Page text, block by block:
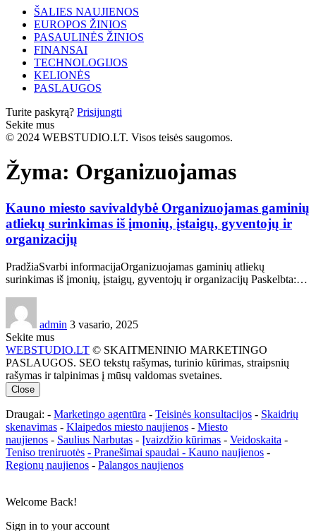
ŠALIES NAUJIENOS
EUROPOS ŽINIOS
PASAULINĖS ŽINIOS
FINANSAI
TECHNOLOGIJOS
KELIONĖS
PASLAUGOS
Turite paskyrą? Prisijungti
Sekite mus
© 2024 WEBSTUDIO.LT. Visos teisės saugomos.
Žyma: Organizuojamas
Kauno miesto savivaldybė Organizuojamas gaminių
atliekų surinkimas iš įmonių, įstaigų, gyventojų ir
organizacijų
PradžiaSvarbi informacijaOrganizuojamas gaminių atliekų
surinkimas iš įmonių, įstaigų, gyventojų ir organizacijų Paskelbta:…
admin 3 vasario, 2025
Sekite mus
WEBSTUDIO.LT © SKAITMENINIO MARKETINGO
PASLAUGOS. SEO tekstų rašymas, turinio kūrimas, straipsnių
rašymas ir talpinimas į mūsų valdomas svetaines.
Close
Draugai: - Marketingo agentūra - Teisinės konsultacijos - Skaidrių
skenavimas - Klaipedos miesto naujienos - Miesto
naujienos - Saulius Narbutas - Įvaizdžio kūrimas - Veidoskaita -
Teniso treniruotės - Pranešimai spaudai - Kauno naujienos -
Regionų naujienos - Palangos naujienos
Welcome Back!
Sign in to your account